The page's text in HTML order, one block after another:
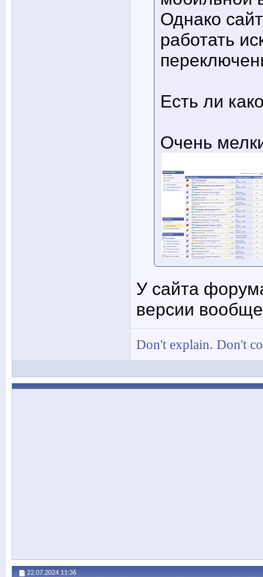
Однако
работать
Есть ли
Очень
У сайта
версии
Don't explain. Don't
22.07.2024 11:36